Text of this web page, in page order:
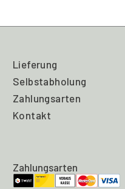
Lieferung
Selbstabholung
Zahlungsarten
Kontakt
Zahlungsarten